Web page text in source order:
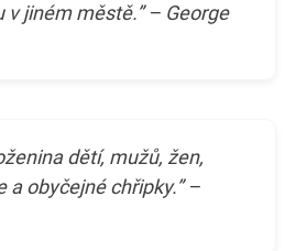
jiném městě.” – George
dětí, mužů, žen,
a obyčejné chřipky.” –